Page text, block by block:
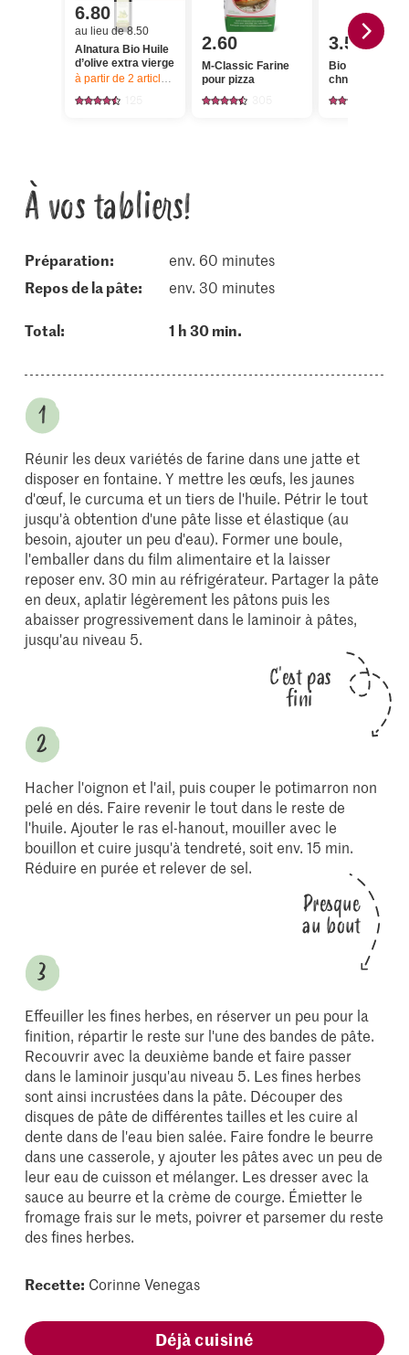
6.80
au lieu de 8.50
Alnatura Bio Huile
d’olive extra vierge
à partir de 2 articles, Offre valable du 6.8 au 12.8.2026, jusqu’à
2.60
M-Classic Farine
pour pizza
3.50
Bio Farine pour
chnöpfli
À vos tabliers!
Préparation:
env. 60 minutes
repos de la pâte:
env. 30 minutes
Total: 1 h 30 min.
Réunir les deux variétés de farine dans une jatte et
disposer en fontaine. Y mettre les œufs, les jaunes
d'œuf, le curcuma et un tiers de l'huile. Pétrir le tout
jusqu'à obtention d'une pâte lisse et élastique (au
besoin, ajouter un peu d'eau). Former une boule,
l'emballer dans du film alimentaire et la laisser
reposer env. 30 min au réfrigérateur. Partager la pâte
en deux, aplatir légèrement les pâtons puis les
abaisser progressivement dans le laminoir à pâtes,
jusqu'au niveau 5.
C'est pas
fini
Hacher l'oignon et l'ail, puis couper le potimarron non
pelé en dés. Faire revenir le tout dans le reste de
l'huile. Ajouter le ras el-hanout, mouiller avec le
bouillon et cuire jusqu'à tendreté, soit env. 15 min.
Réduire en purée et relever de sel.
Presque
au bout
Effeuiller les fines herbes, en réserver un peu pour la
finition, répartir le reste sur l'une des bandes de pâte.
Recouvrir avec la deuxième bande et faire passer
dans le laminoir jusqu'au niveau 5. Les fines herbes
sont ainsi incrustées dans la pâte. Découper des
disques de pâte de différentes tailles et les cuire al
dente dans de l'eau bien salée. Faire fondre le beurre
dans une casserole, y ajouter les pâtes avec un peu de
leur eau de cuisson et mélanger. Les dresser avec la
sauce au beurre et la crème de courge. Émietter le
fromage frais sur le mets, poivrer et parsemer du reste
des fines herbes.
Recette: Corinne Venegas
Déjà cuisiné